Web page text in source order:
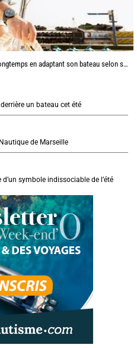
en adaptant son bateau selon son âge
un bateau cet été
de Marseille
symbole indissociable de l’été